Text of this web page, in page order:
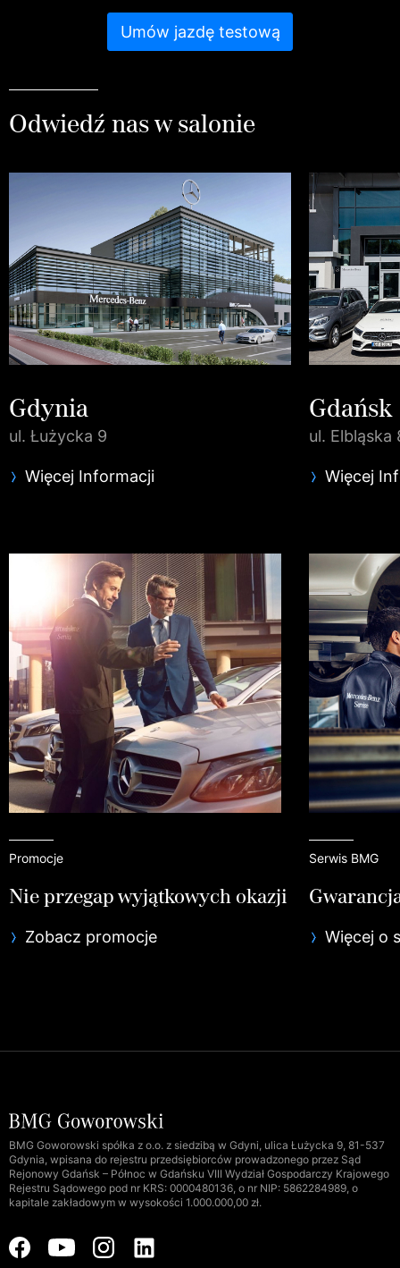
Umów jazdę testową
Odwiedź nas w salonie
Gdynia
ul. Łużycka 9
Więcej Informacji
Gdańsk
ul. Elbląska
Więcej
Promocje
Nie przegap wyjątkowych okazji
Zobacz promocje
Serwis BMG
Więcej o
BMG Goworowski spółka z o.o. z siedzibą w Gdyni, ulica Łużycka 9, 81-537
Gdynia, wpisana do rejestru przedsiębiorców prowadzonego przez Sąd
Rejonowy Gdańsk – Północ w Gdańsku VIII Wydział Gospodarczy Krajowego
Rejestru Sądowego pod nr KRS: 0000480136, o nr NIP: 5862284989, o
kapitale zakładowym w wysokości 1.000.000,00 zł.